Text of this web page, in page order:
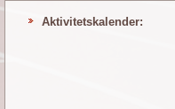
Aktivitetskalender: